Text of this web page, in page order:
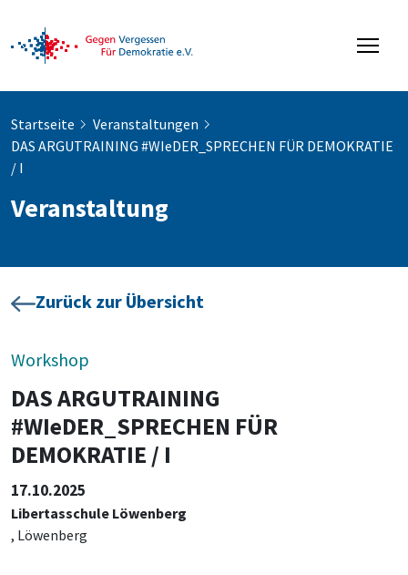
Startseite
Veranstaltungen
DAS ARGUTRAINING #WIeDER_SPRECHEN FÜR DEMOKRATIE
/ I
Veranstaltung
Zurück zur Übersicht
Workshop
DAS ARGUTRAINING
#WIeDER_SPRECHEN FÜR
DEMOKRATIE / I
17.10.2025
Libertasschule Löwenberg
, Löwenberg